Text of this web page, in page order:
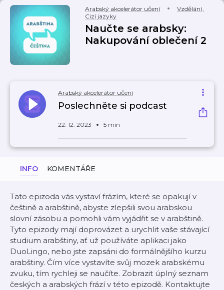
Arabský akcelerátor učení Vzdělání,
Cizí jazyky
Naučte se arabsky:
Nakupování oblečení 2
Arabský akcelerátor učení
Poslechněte si podcast
22. 12. 2023 5 min
INFO KOMENTÁŘE
Tato epizoda vás vystaví frázím, které se opakují v
češtině a arabštině, abyste zlepšili svou arabskou
slovní zásobu a pomohli vám vyjádřit se v arabštině.
Tyto epizody mají doprovázet a urychlit vaše stávající
studium arabštiny, ať už používáte aplikaci jako
DuoLingo, nebo jste zapsáni do formálnějšího kurzu
arabštiny. Čím více vystavíte svůj mozek arabskému
zvuku, tím rychleji se naučíte. Zobrazit úplný seznam
českých a arabských frází v této epizodě. Kontaktujte